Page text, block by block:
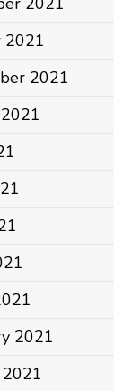
2021
2021
2021
2021